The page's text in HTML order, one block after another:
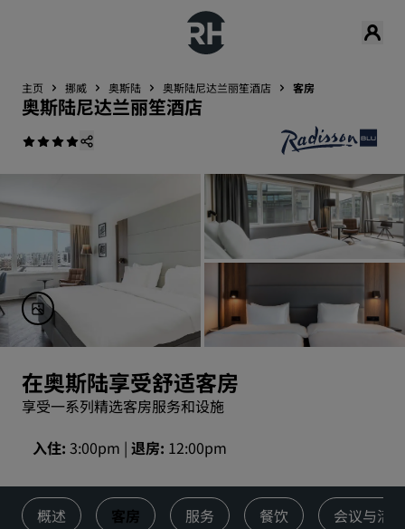
主页 挪威 奥斯陆 奥斯陆尼达兰丽笙酒店 客房
奥斯陆尼达兰丽笙酒店
在奥斯陆享受舒适客房
享受一系列精选客房服务和设施
入住 3:00pm 退房 12:00pm
概述 客房 服务 餐饮 会议与活动